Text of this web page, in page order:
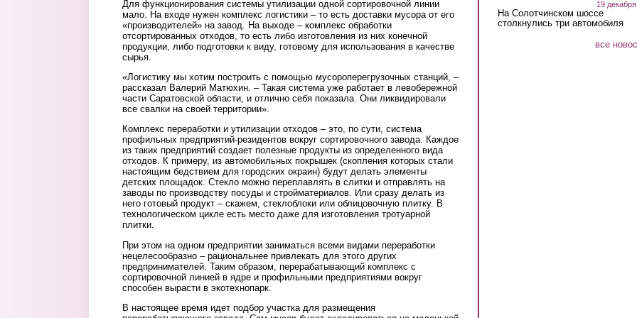
Для функционирования системы утилизации одной сортировочной линии
мало. На входе нужен комплекс логистики – то есть доставки мусора от его
«производителей» на завод. На выходе – комплекс обработки
отсортированных отходов, то есть либо изготовления из них конечной
продукции, либо подготовки к виду, готовому для использования в качестве
сырья.
«Логистику мы хотим построить с помощью мусороперегрузочных станций, –
рассказал Валерий Матюхин. – Такая система уже работает в левобережной
части Саратовской области, и отлично себя показала. Они ликвидировали
все свалки на своей территории».
Комплекс переработки и утилизации отходов – это, по сути, система
профильных предприятий-резидентов вокруг сортировочного завода. Каждое
из таких предприятий создает полезные продукты из определенного вида
отходов. К примеру, из автомобильных покрышек (скопления которых стали
настоящим бедствием для городских окраин) будут делать элементы
детских площадок. Стекло можно переплавлять в слитки и отправлять на
заводы по производству посуды и стройматериалов. Или сразу делать из
него готовый продукт – скажем, стеклоблоки или облицовочную плитку. В
технологическом цикле есть место даже для изготовления тротуарной
плитки.
При этом на одном предприятии заниматься всеми видами переработки
нецелесообразно – рациональнее привлекать для этого других
предпринимателей. Таким образом, перерабатывающий комплекс с
сортировочной линией в ядре и профильными предприятиями вокруг
способен вырасти в экотехнопарк.
В настоящее время идет подбор участка для размещения
19
На Солотчинском шоссе
столкнулись три автомобиля
все